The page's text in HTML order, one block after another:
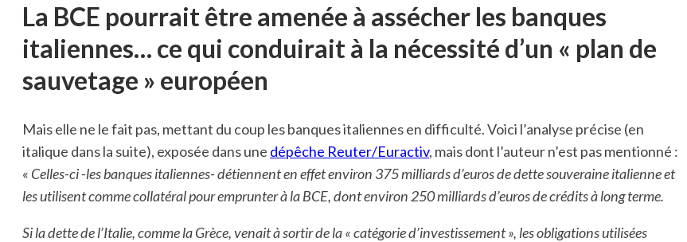
La BCE pourrait être amenée à assécher les banques
italiennes… ce qui conduirait à la nécessité d’un « plan de
sauvetage » européen
Mais elle ne le fait pas, mettant du coup les banques italiennes en difficulté. Voici l’analyse précise (en
italique dans la suite), exposée dans une dépêche Reuter/Euractiv, mais dont l’auteur n’est pas mentionné :
« Celles-ci -les banques italiennes- détiennent en effet environ 375 milliards d’euros de dette souveraine italienne et
les utilisent comme collatéral pour emprunter à la BCE, dont environ 250 milliards d’euros de crédits à long terme.
Si la dette de l’Italie, comme la Grèce, venait à sortir de la « catégorie d’investissement », les obligations utilisées